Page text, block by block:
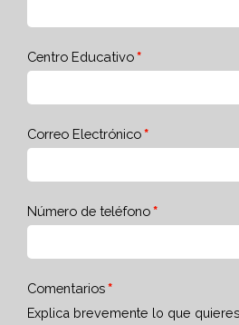
Centro Educativo
Correo Electrónico
Número de teléfono
Comentarios
Explica brevemente lo que